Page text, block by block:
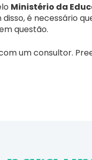
Ministério da
é necessário
questão.
um consultor.